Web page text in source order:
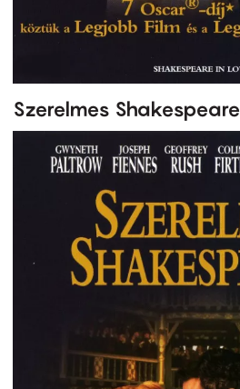
Szerelmes Shakespeare